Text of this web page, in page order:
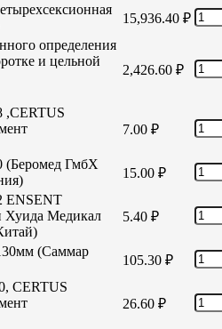
15,936.40 ₽
определения
и цельной
2,426.60 ₽
,CERTUS
7.00 ₽
(Беромед ГмбХ
15.00 ₽
ENSENT
Хуида Медикал
5.40 ₽
(Саммар
105.30 ₽
CERTUS
26.60 ₽